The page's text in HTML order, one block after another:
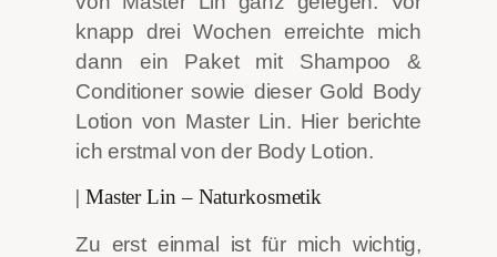
knapp drei Wochen erreichte mich
dann ein Paket mit Shampoo &
Conditioner sowie dieser Gold Body
Lotion von Master Lin. Hier berichte
ich erstmal von der Body Lotion.
| Master Lin – Naturkosmetik
Zu erst einmal ist für mich wichtig,